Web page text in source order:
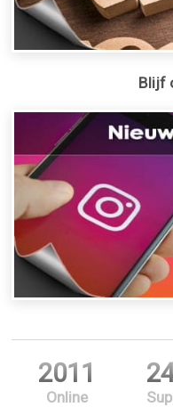
Blijf
2011
Online